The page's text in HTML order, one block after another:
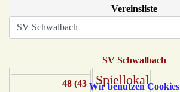
Vereinsliste
SV Schwalbach
48 (43
Spiellokal
Wir benutzen Cookies